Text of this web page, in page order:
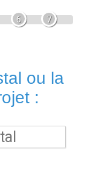
6 7
ou la
: